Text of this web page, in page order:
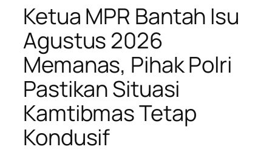
Ketua MPR Bantah Isu
Agustus 2026
Memanas, Pihak Polri
Pastikan Situasi
Kamtibmas Tetap
Kondusif